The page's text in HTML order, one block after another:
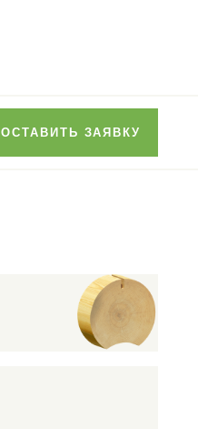
ОСТАВИТЬ ЗАЯВКУ